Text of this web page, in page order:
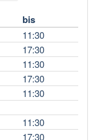
bis
11:30
17:30
11:30
17:30
11:30
11:30
17:30